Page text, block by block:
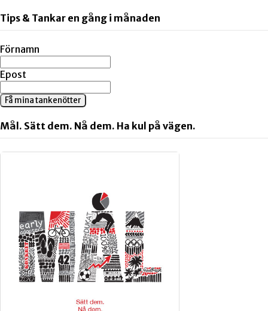
Tips & Tankar en gång i månaden
Förnamn
Epost
Få mina tankenötter
Mål. Sätt dem. Nå dem. Ha kul på vägen.